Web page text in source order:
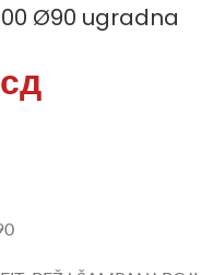
Ø90 ugradna